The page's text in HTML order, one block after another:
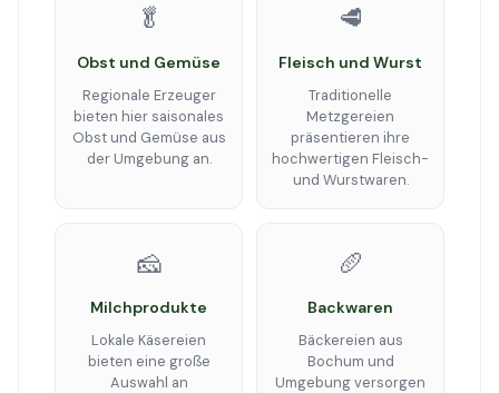
🥬
Obst und Gemüse
Regionale Erzeuger
bieten hier saisonales
Obst und Gemüse aus
der Umgebung an.
🥩
Fleisch und Wurst
Traditionelle
Metzgereien
präsentieren ihre
hochwertigen Fleisch-
und Wurstwaren.
🧀
Milchprodukte
Lokale Käsereien
bieten eine große
Auswahl an
🥖
Backwaren
Bäckereien aus
Bochum und
Umgebung versorgen